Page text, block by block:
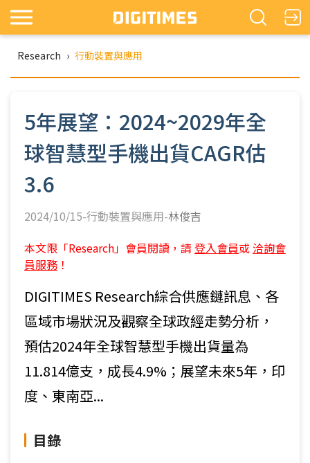
Research › 行動裝置與應用
5年展望：2024~2029年全
球智慧型手機出貨CAGR估
3.6
2024/10/15-行動裝置與應用-林俊吉
本文限「Research」會員閱讀，請 登入會員或 洽詢會
員服務 ！
DIGITIMES Research綜合供應鏈訊息、各
區域市場狀況及觀察全球政經走勢分析，
預估2024年全球智慧型手機出貨量為
11.814億支，成長4.9%；展望未來5年，印
度、東南亞...
目錄